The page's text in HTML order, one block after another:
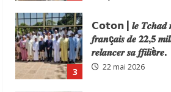
4
Droits humains |
d’un ancien
violences d’État
3 mai 2026